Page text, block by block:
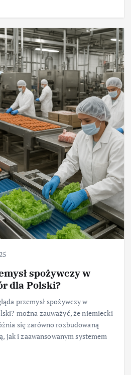
spożywczy w
dla Polski?
przemysł spożywczy w
można zauważyć, że niemiecki
się zarówno rozbudowaną
jak i zaawansowanym systemem